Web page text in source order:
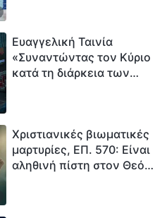
Ευαγγελική Ταινία
«Συναντώντας τον Κύριο
κατά τη διάρκεια των
εξαφάνισης». Οι
καταστροφές χτυπούν.
Ξεκινά η αντίστροφη
Χριστιανικές βιωματικές
μαρτυρίες, ΕΠ. 570: Είναι
αληθινή πίστη στον Θεό